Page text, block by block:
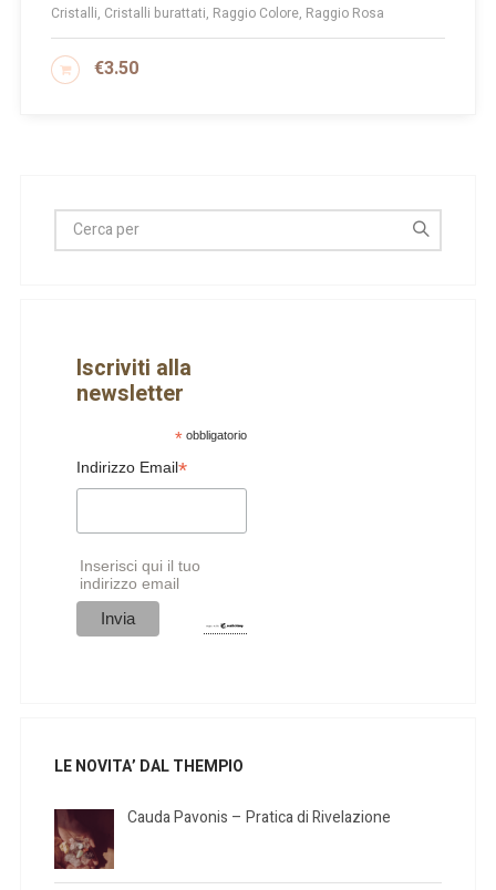
Cristalli, Cristalli burattati, Raggio Colore, Raggio Rosa
€3.50
AGGIUNGI AL CARRELLO
Iscriviti alla
newsletter
*obbligatorio
Indirizzo Email*
Inserisci qui il tuo
indirizzo email
LE NOVITA’ DAL THEMPIO
Cauda Pavonis – Pratica di Rivelazione